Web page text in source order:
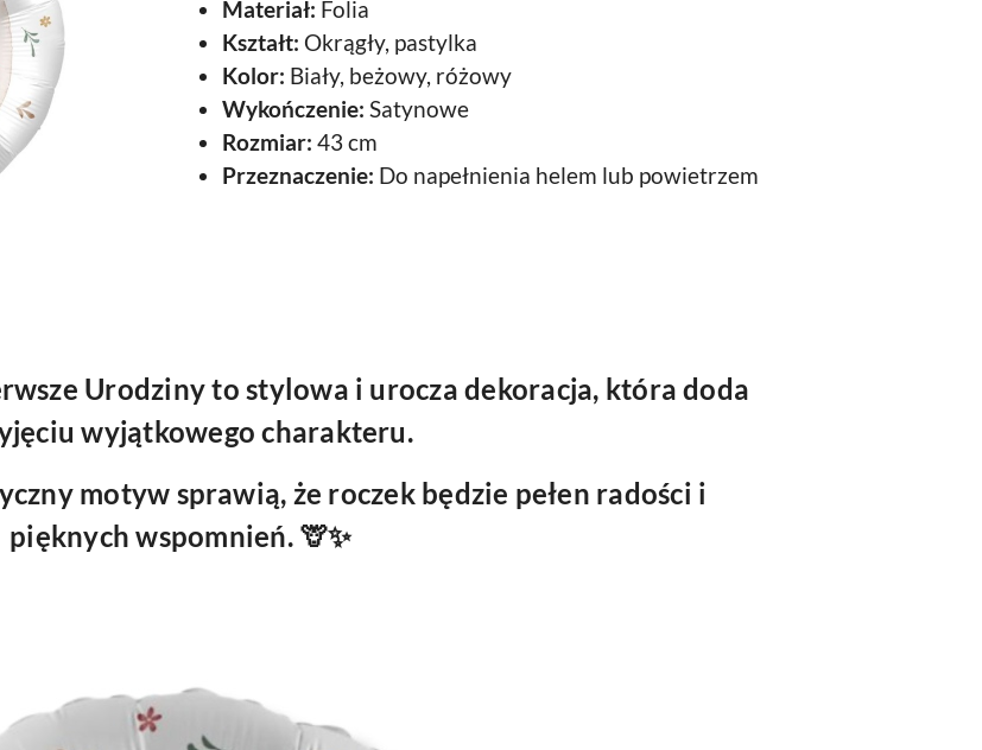
Materiał: Folia
Kształt: Okrągły, pastylka
Kolor: Biały, beżowy, różowy
Wykończenie: Satynowe
Rozmiar: 43 cm
Przeznaczenie: Do napełnienia helem lub powietrzem
Urodziny to stylowa i urocza dekoracja, która doda
wyjątkowego charakteru.
motyw sprawią, że roczek będzie pełen radości i
pięknych wspomnień. 🦒✨